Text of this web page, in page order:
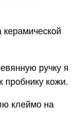
ручку я
пробнику кожи.
клеймо на